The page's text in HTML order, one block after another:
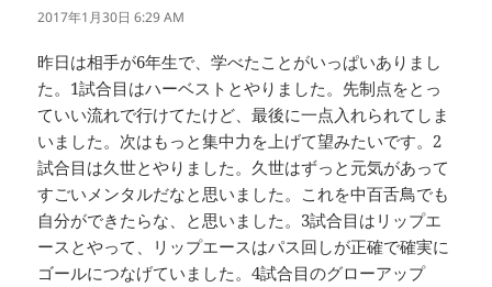
り:
2017年1月30日 6:29 AM
昨日は相手が6年生で、学べたことがいっぱいありまし
た。1試合目はハーベストとやりました。先制点をとっ
ていい流れで行けてたけど、最後に一点入れられてしま
いました。次はもっと集中力を上げて望みたいです。2
試合目は久世とやりました。久世はずっと元気があって
すごいメンタルだなと思いました。これを中百舌鳥でも
自分ができたらな、と思いました。3試合目はリップエ
ースとやって、リップエースはパス回しが正確で確実に
ゴールにつなげていました。4試合目のグローアップ